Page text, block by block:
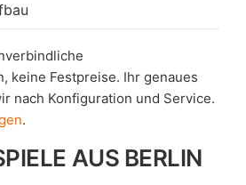
keine Festpreise. Ihr genaues
nach Konfiguration und Service.
.
AUS BERLIN